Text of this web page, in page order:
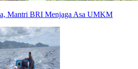
Mantri BRI Menjaga Asa UMKM